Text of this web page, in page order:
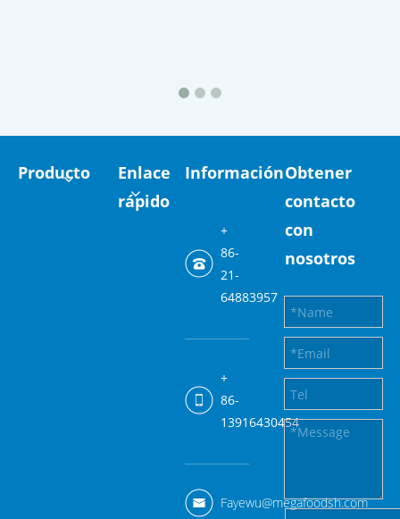
Producto
Enlace
rápido
Información
+
86-
21-
64883957
+
86-
13916430454
Fayewu@megafoodsh.com
Obtener
contacto
con
nosotros